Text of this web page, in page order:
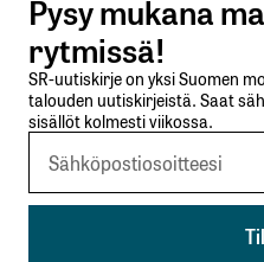
Lähetä kommentti
Pysy mukana
rytmissä!
SR-uutiskirje on yksi Suomen
talouden uutiskirjeistä. Saat
sisällöt kolmesti viikossa.